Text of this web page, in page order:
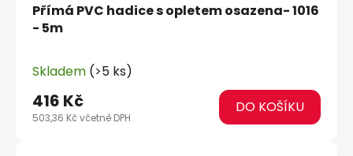
Přímá PVC hadice s opletem osazena- 1016
- 5m
Skladem (>5 ks)
503,36 Kč včetně DPH
416 Kč DO KOŠÍKU